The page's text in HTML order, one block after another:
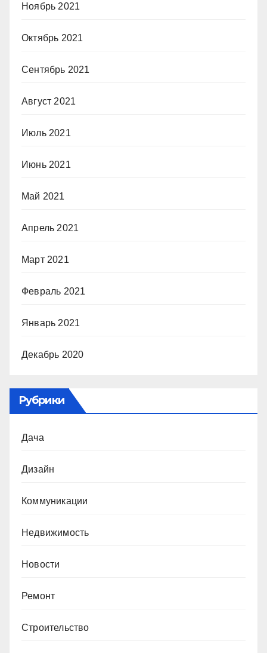
Ноябрь 2021
Октябрь 2021
Сентябрь 2021
Август 2021
Июль 2021
Июнь 2021
Май 2021
Апрель 2021
Март 2021
Февраль 2021
Январь 2021
Декабрь 2020
Рубрики
Дача
Дизайн
Коммуникации
Недвижимость
Новости
Ремонт
Строительство